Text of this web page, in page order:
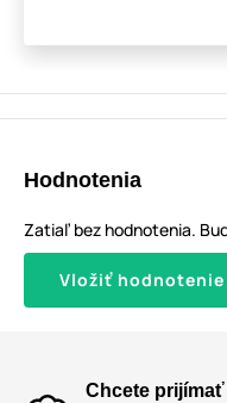
Hodnotenia
Zatiaľ bez hodnotenia.
Vložiť hodnotenie
Chcete